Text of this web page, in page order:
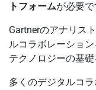
トフォームが必要で
Gartnerのアナリス
ルコラボレーショ
テクノロジーの基礎
多くのデジタルコ